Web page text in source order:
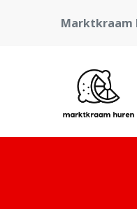
Marktkraam